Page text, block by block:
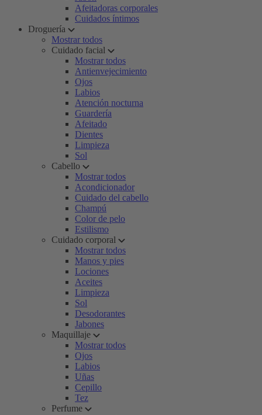
Afeitadoras corporales
Cuidados íntimos
Droguería
Mostrar todos
Cuidado facial
Mostrar todos
Antienvejecimiento
Ojos
Labios
Atención nocturna
Guardería
Afeitado
Dientes
Limpieza
Sol
Cabello
Mostrar todos
Acondicionador
Cuidado del cabello
Champú
Color de pelo
Estilismo
Cuidado corporal
Mostrar todos
Manos y pies
Lociones
Aceites
Limpieza
Sol
Desodorantes
Jabones
Maquillaje
Mostrar todos
Ojos
Labios
Uñas
Cepillo
Tez
Perfume